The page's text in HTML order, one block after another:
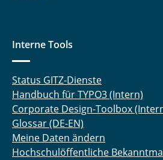
Interne Tools
Status GITZ-Dienste
Handbuch für TYPO3 (Intern)
Corporate Design-Toolbox
Glossar (DE-EN)
Meine Daten ändern
Hochschulöffentliche